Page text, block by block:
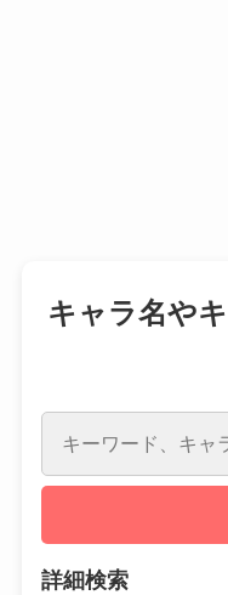
キャラ名や
詳細検索